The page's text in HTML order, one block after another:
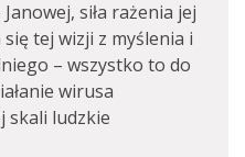
siła rażenia jej
tej wizji z myślenia i
– wszystko to do
wirusa
skali ludzkie